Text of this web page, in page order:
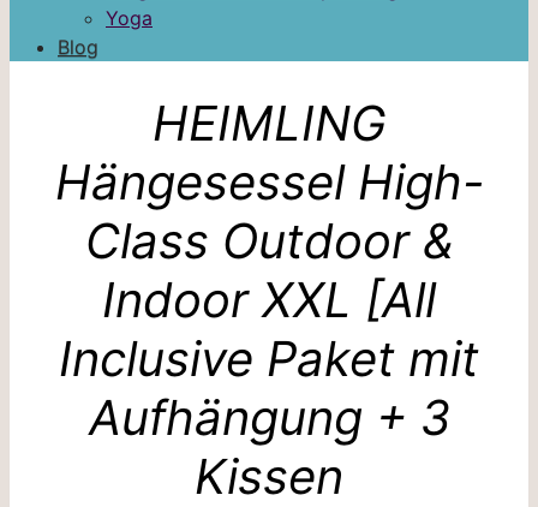
Yoga
Blog
HEIMLING
Hängesessel High-
Class Outdoor &
Indoor XXL [All
Inclusive Paket mit
Aufhängung + 3
Kissen